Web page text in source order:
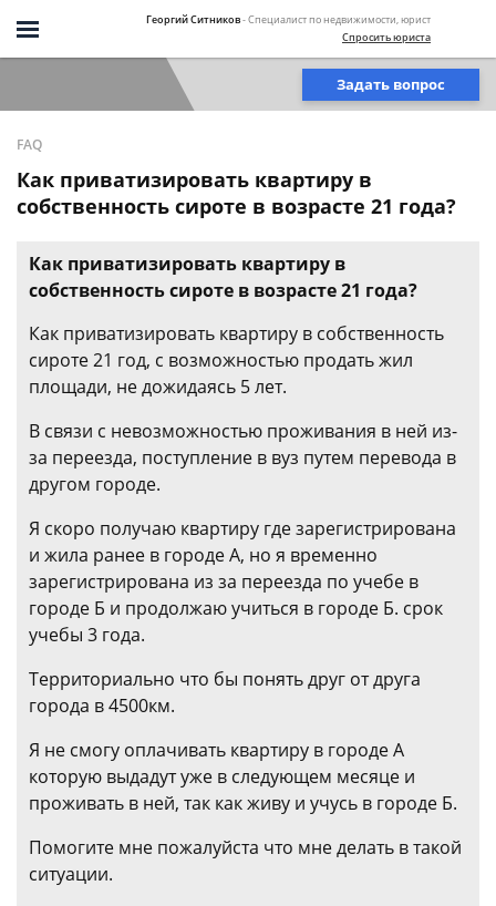
Георгий Ситников- Специалист по недвижимости, юрист
Спросить юриста
Задать вопрос
FAQ
Как приватизировать квартиру в
собственность сироте в возрасте 21 года?
Как приватизировать квартиру в
собственность сироте в возрасте 21 года?
Как приватизировать квартиру в собственность
сироте 21 год, с возможностью продать жил
площади, не дожидаясь 5 лет.
В связи с невозможностью проживания в ней из-
за переезда, поступление в вуз путем перевода в
другом городе.
Я скоро получаю квартиру где зарегистрирована
и жила ранее в городе А, но я временно
зарегистрирована из за переезда по учебе в
городе Б и продолжаю учиться в городе Б. срок
учебы 3 года.
Территориально что бы понять друг от друга
города в 4500км.
Я не смогу оплачивать квартиру в городе А
которую выдадут уже в следующем месяце и
проживать в ней, так как живу и учусь в городе Б.
Помогите мне пожалуйста что мне делать в такой
ситуации.